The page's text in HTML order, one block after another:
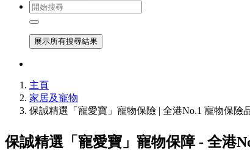
展示所有搜尋結果
主頁
家居及寵物
保誠精選「寵愛寶」寵物保險 | 全港No.1 寵物保險
保誠精選「寵愛寶」寵物保障 - 全港